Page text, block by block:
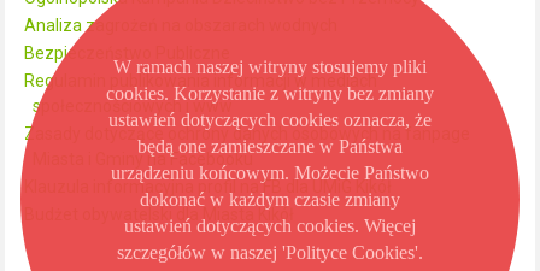
Analiza zagrożeń na obszarach wodnych
Bezpieczeństwo Publiczne
Regulamin publikowania informacji w mediach
społecznościowych i www
Zasady dotyczące ochrony danych osobowych na fanpage
Miasta i Gminy na Facebooku
Klauzula informacyjna profil na FB dla UMiG Kikół
Budżet obywatelski dla Miasta Kikół
W ramach naszej witryny stosujemy pliki
cookies. Korzystanie z witryny bez zmiany
ustawień dotyczących cookies oznacza, że
będą one zamieszczane w Państwa
urządzeniu końcowym. Możecie Państwo
dokonać w każdym czasie zmiany
ustawień dotyczących cookies. Więcej
szczegółów w naszej 'Polityce Cookies'.